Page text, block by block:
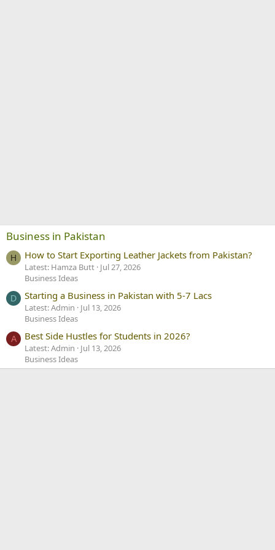
Business in Pakistan
H How to Start Exporting Leather Jackets from Pakistan?
Latest: Hamza Butt Jul 27, 2026
Business Ideas
D Starting a Business in Pakistan with 5-7 Lacs
Latest: Admin
Jul 13, 2026
Business Ideas
A Best Side Hustles for Students in 2026?
Latest: Admin
Jul 13, 2026
Business Ideas